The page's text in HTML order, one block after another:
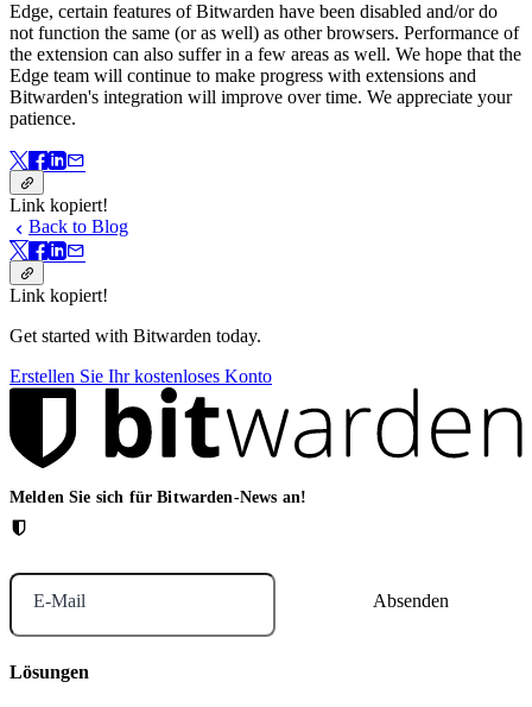
Edge, certain features of Bitwarden have been disabled and/or do
not function the same (or as well) as other browsers. Performance of
the extension can also suffer in a few areas as well. We hope that the
Edge team will continue to make progress with extensions and
Bitwarden's integration will improve over time. We appreciate your
patience.
Link kopiert!
Back to Blog
Link kopiert!
Get started with Bitwarden today.
Erstellen Sie Ihr kostenloses Konto
Melden Sie sich für Bitwarden-News an!
E-Mail
Lösungen